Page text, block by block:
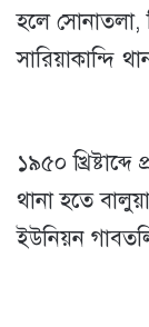
হলে সোনাতলা,
সারিয়াকান্দি
১৯৫০
থানা হতে
ইউনিয়ন